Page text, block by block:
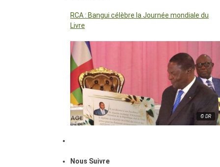
RCA : Bangui célèbre la Journée mondiale du
Livre
© DR
Nous Suivre